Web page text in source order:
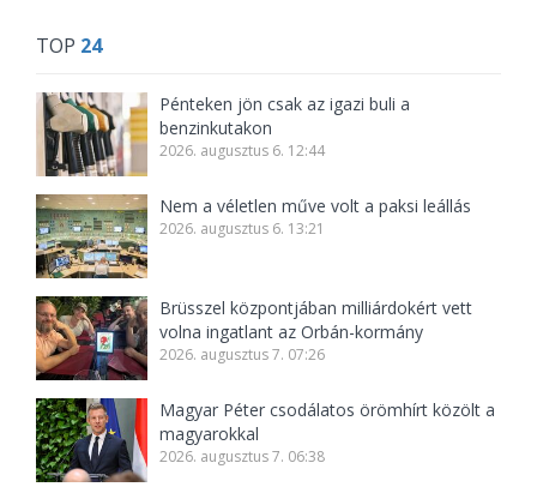
TOP 24
Pénteken jön csak az igazi buli a
benzinkutakon
2026. augusztus 6. 12:44
Nem a véletlen műve volt a paksi leállás
2026. augusztus 6. 13:21
Brüsszel központjában milliárdokért vett
volna ingatlant az Orbán-kormány
2026. augusztus 7. 07:26
Magyar Péter csodálatos örömhírt közölt a
magyarokkal
2026. augusztus 7. 06:38